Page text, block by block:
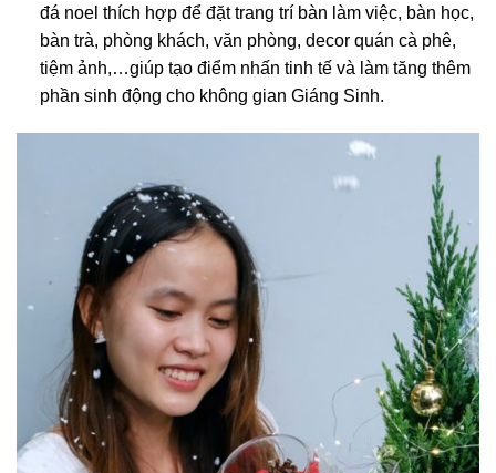
đá noel thích hợp để đặt trang trí bàn làm việc, bàn học,
bàn trà, phòng khách, văn phòng, decor quán cà phê,
tiệm ảnh,…giúp tạo điểm nhấn tinh tế và làm tăng thêm
phần sinh động cho không gian Giáng Sinh.